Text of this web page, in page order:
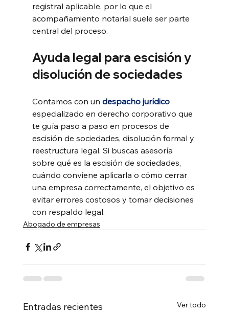
registral aplicable, por lo que el
acompañamiento notarial suele ser parte
central del proceso.
Ayuda legal para escisión y
disolución de sociedades
Contamos con un despacho jurídico
especializado en derecho corporativo que
te guía paso a paso en procesos de
escisión de sociedades, disolución formal y
reestructura legal. Si buscas asesoría
sobre qué es la escisión de sociedades,
cuándo conviene aplicarla o cómo cerrar
una empresa correctamente, el objetivo es
evitar errores costosos y tomar decisiones
con respaldo legal.
Abogado de empresas
Entradas recientes Ver todo